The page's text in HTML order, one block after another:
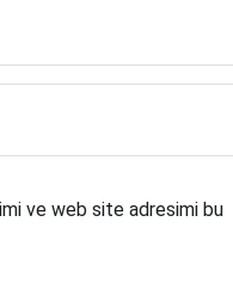
ve web site adresimi bu